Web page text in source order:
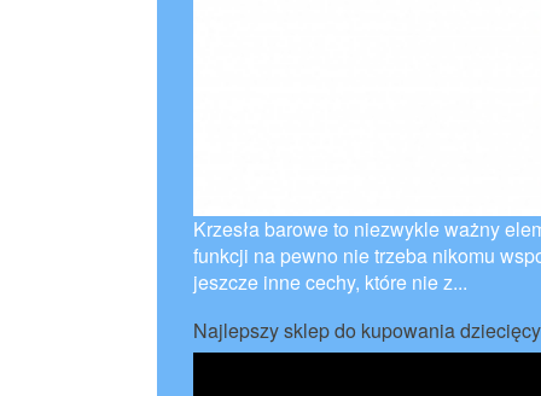
Krzesła barowe to niezwykle ważny
funkcji na pewno nie trzeba nikomu
jeszcze inne cechy, które nie z...
Najlepszy sklep do kupowania